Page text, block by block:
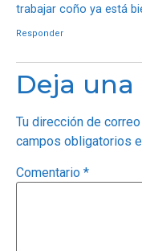
trabajar coño ya está
Responder
Deja una
Tu dirección de
campos obligatorios
Comentario *